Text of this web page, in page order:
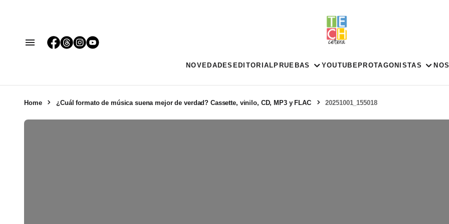
NOVEDADES EDITORIAL PRUEBAS YOUTUBE PROTAGONISTAS
Home ¿Cuál formato de música suena mejor de verdad? Cassette, vinilo, CD, MP3 y FLAC 20251001_155018